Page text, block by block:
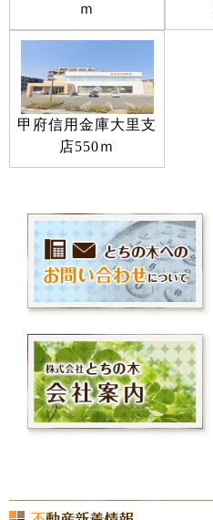
ｍ
甲府信用金庫大里支
店550ｍ